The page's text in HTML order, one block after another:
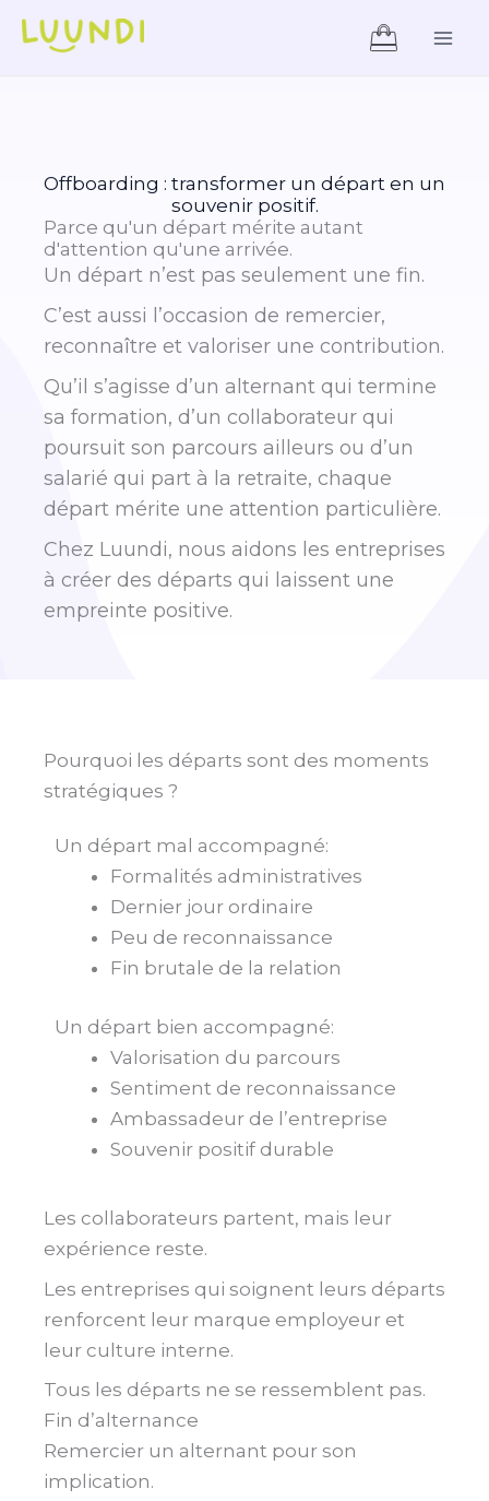
Aller
au
Offboarding : transformer un départ en un
souvenir positif.
Parce qu'un départ mérite autant
d'attention qu'une arrivée.
Un départ n’est pas seulement une fin.
C’est aussi l’occasion de remercier,
reconnaître et valoriser une contribution.
Qu’il s’agisse d’un alternant qui termine
sa formation, d’un collaborateur qui
poursuit son parcours ailleurs ou d’un
salarié qui part à la retraite, chaque
départ mérite une attention particulière.
Chez Luundi, nous aidons les entreprises
à créer des départs qui laissent une
empreinte positive.
Pourquoi les départs sont des moments
stratégiques ?
Un départ mal accompagné:
Formalités administratives
Dernier jour ordinaire
Peu de reconnaissance
Fin brutale de la relation
Un départ bien accompagné:
Valorisation du parcours
Sentiment de reconnaissance
Ambassadeur de l’entreprise
Souvenir positif durable
Les collaborateurs partent, mais leur
expérience reste.
Les entreprises qui soignent leurs départs
renforcent leur marque employeur et
leur culture interne.
Tous les départs ne se ressemblent pas.
Fin d’alternance
Remercier un alternant pour son
implication.